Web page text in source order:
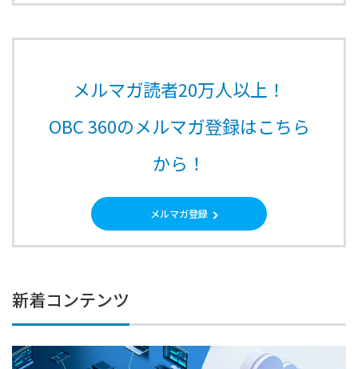
メルマガ読者20万人以上！
OBC 360のメルマガ登録はこちら
から！
メルマガ登録
新着コンテンツ